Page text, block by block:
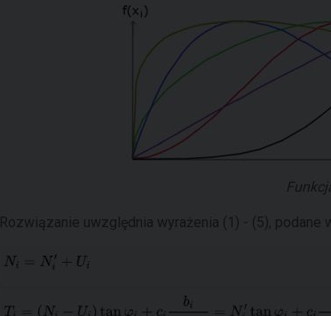
Rozwiązanie uwzględnia wyrażenia (1) - (5), podane